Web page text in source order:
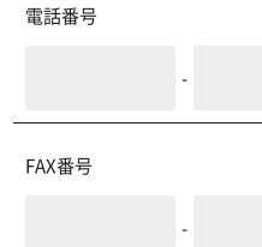
電話番号
-
FAX番号
-